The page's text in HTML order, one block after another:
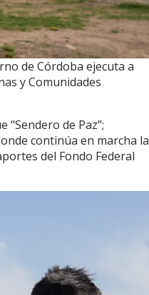
de Córdoba ejecuta a
y Comunidades
de Paz”;
continúa en marcha la
del Fondo Federal